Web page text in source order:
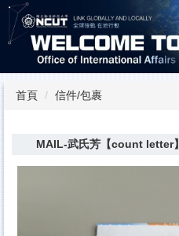
跳
到
主
內
容首頁 信件/包裹
MAIL-武氏芳【count letter】